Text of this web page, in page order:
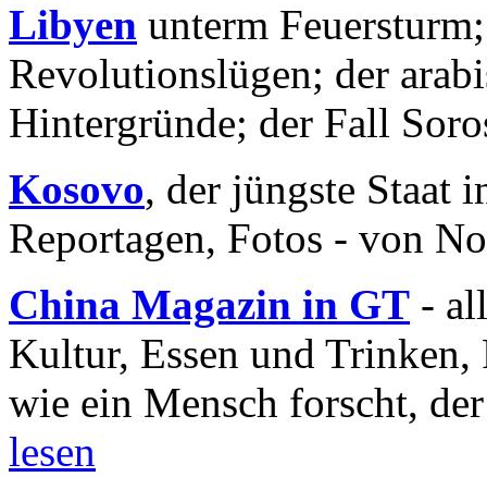
Libyen unterm
Revolutionslügen; der
Hintergründe; der Fall
Kosovo, der jüngste Staat
Reportagen, Fotos - von
China Magazin in GT -
Kultur, Essen und
wie ein Mensch forscht,
lesen